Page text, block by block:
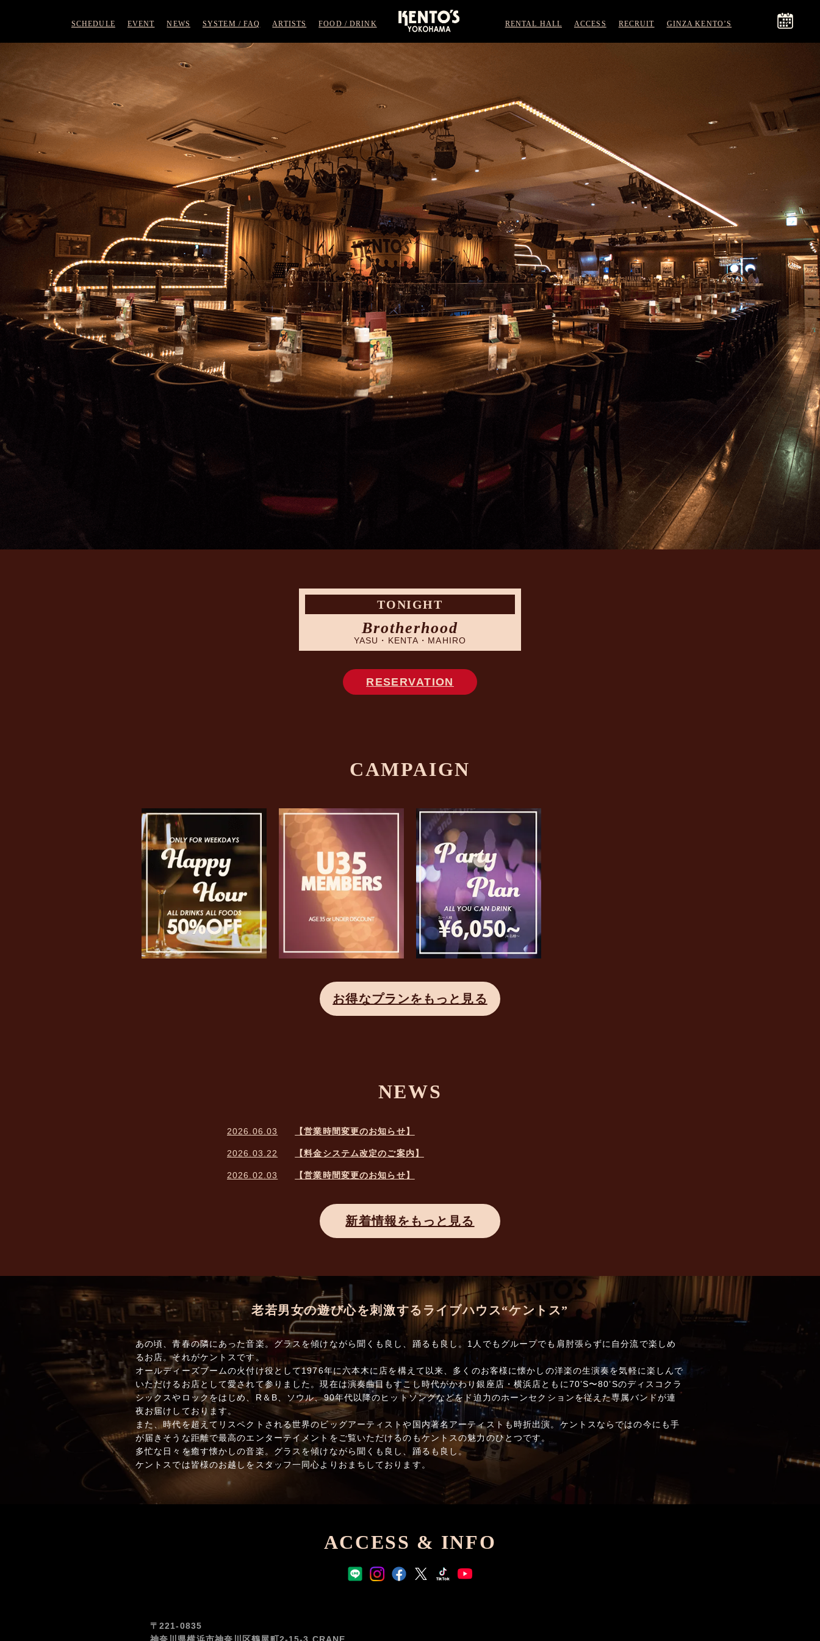
SCHEDULE EVENT NEWS SYSTEM / FAQ ARTISTS FOOD / DRINK RENTAL HALL ACCESS RECRUIT GINZA KENTO’S
TONIGHT
Brotherhood
YASU・KENTA・MAHIRO
RESERVATION
CAMPAIGN
お得なプランをもっと見る
NEWS
2026.06.03 【営業時間変更のお知らせ】
2026.03.22 【料金システム改定のご案内】
2026.02.03 【営業時間変更のお知らせ】
新着情報をもっと見る
老若男女の遊び心を刺激するライブハウス“ケントス”
あの頃、青春の隣にあった音楽。グラスを傾けながら聞くも良し、踊るも良し。1人でもグループでも肩肘張らずに自分流で楽しめ
るお店。それがケントスです。
オールディーズブームの火付け役として1976年に六本木に店を構えて以来、多くのお客様に懐かしの洋楽の生演奏を気軽に楽しんで
いただけるお店として愛されて参りました。現在は演奏曲目もすこし時代がかわり銀座店・横浜店ともに70’S〜80’Sのディスコクラ
シックスやロックをはじめ、R＆B、ソウル、90年代以降のヒットソングなどをド迫力のホーンセクションを従えた専属バンドが連
夜お届けしております。
また、時代を超えてリスペクトされる世界のビッグアーティストや国内著名アーティストも時折出演。ケントスならではの今にも手
が届きそうな距離で最高のエンターテイメントをご覧いただけるのもケントスの魅力のひとつです。
多忙な日々を癒す懐かしの音楽。グラスを傾けながら聞くも良し、踊るも良し。
ケントスでは皆様のお越しをスタッフ一同心よりおまちしております。
ACCESS & INFO
〒221-0835